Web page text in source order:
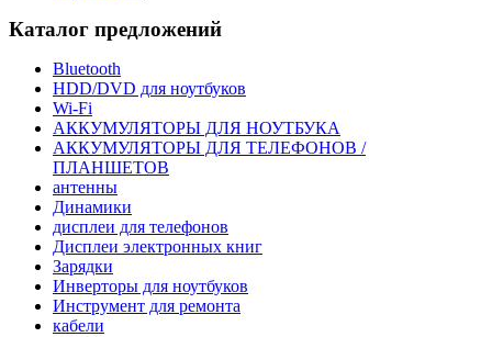
Каталог предложений
Bluetooth
HDD/DVD для ноутбуков
Wi-Fi
АККУМУЛЯТОРЫ ДЛЯ НОУТБУКА
АККУМУЛЯТОРЫ ДЛЯ ТЕЛЕФОНОВ /
ПЛАНШЕТОВ
антенны
Динамики
дисплеи для телефонов
Дисплеи электронных книг
Зарядки
Инверторы для ноутбуков
Инструмент для ремонта
кабели